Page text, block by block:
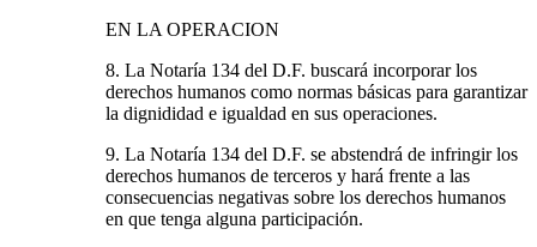
EN LA OPERACION
8. La Notaría 134 del D.F. buscará incorporar los
derechos humanos como normas básicas para garantizar
la dignididad e igualdad en sus operaciones.
9. La Notaría 134 del D.F. se abstendrá de infringir los
derechos humanos de terceros y hará frente a las
consecuencias negativas sobre los derechos humanos
en que tenga alguna participación.